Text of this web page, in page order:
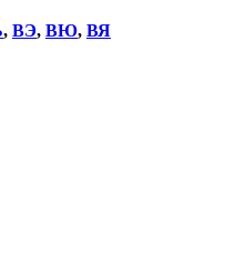
, ВЭ, ВЮ, ВЯ